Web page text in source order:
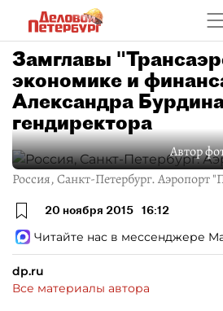
Замглавы
экономике и
Александра
гендиректора
Автор
Россия, Санкт-Петербург. Аэропорт
20 ноября 2015 16:12
Читайте нас в мессенджере
dp.ru
Все материалы автора